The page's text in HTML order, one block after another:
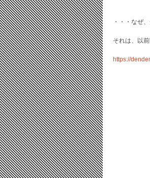
・・・なぜ
それは、以
https://